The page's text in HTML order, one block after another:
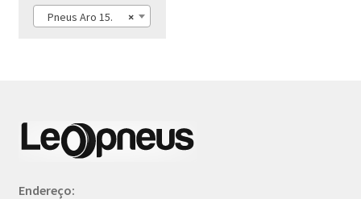
×
Pneus Aro 15.
Endereço: